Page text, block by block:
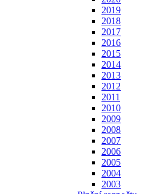
2019
2018
2017
2016
2015
2014
2013
2012
2011
2010
2009
2008
2007
2006
2005
2004
2003